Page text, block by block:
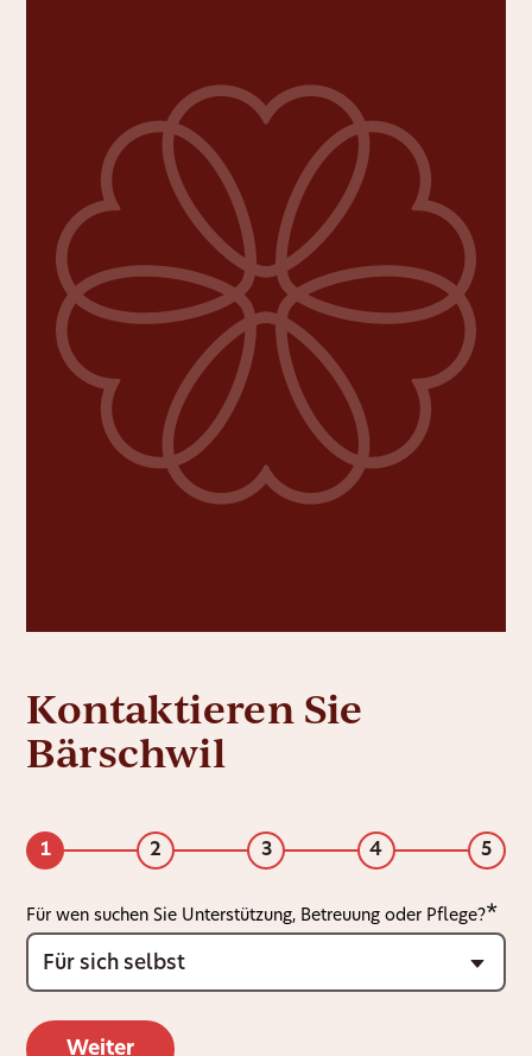
Kontaktieren Sie
Bärschwil
1 2 3 4 5
Für wen suchen Sie Unterstützung, Betreuung oder Pflege?